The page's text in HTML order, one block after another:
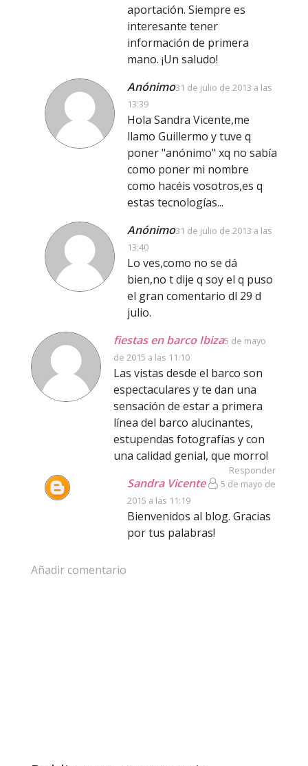
aportación. Siempre es
interesante tener
información de primera
mano. ¡Un saludo!
Anónimo31 de julio de 2013 a las
13:39
Hola Sandra Vicente,me
llamo Guillermo y tuve q
poner "anónimo" xq no sabía
como poner mi nombre
como hacéis vosotros,es q
estas tecnologías...
Anónimo31 de julio de 2013 a las
13:40
Lo ves,como no se dá
bien,no t dije q soy el q puso
el gran comentario dl 29 d
julio.
fiestas en barco Ibiza5 de mayo
de 2015 a las 11:10
Las vistas desde el barco son
espectaculares y te dan una
sensación de estar a primera
línea del barco alucinantes,
estupendas fotografías y con
una calidad genial, que morro!
Responder
Sandra Vicente
5 de mayo de
2015 a las 11:19
Bienvenidos al blog. Gracias
por tus palabras!
Añadir comentario